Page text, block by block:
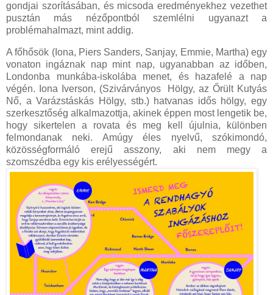
gondjai szorításában, és micsoda eredményekhez vezethet
pusztán más nézőpontból szemlélni ugyanazt a
problémahalmazt, mint addig.
A főhősök (Iona, Piers Sanders, Sanjay, Emmie, Martha) egy
vonaton ingáznak nap mint nap, ugyanabban az időben,
Londonba munkába-iskolába menet, és hazafelé a nap
végén. Iona Iverson, (Szivárványos Hölgy, az Őrült Kutyás
Nő, a Varázstáskás Hölgy, stb.) hatvanas idős hölgy, egy
szerkesztőség alkalmazottja, akinek éppen most lengetik be,
hogy sikertelen a rovata és meg kell újulnia, különben
felmondanak neki. Amúgy éles nyelvű, szókimondó,
közösségformáló erejű asszony, aki nem megy a
szomszédba egy kis erélyességért.